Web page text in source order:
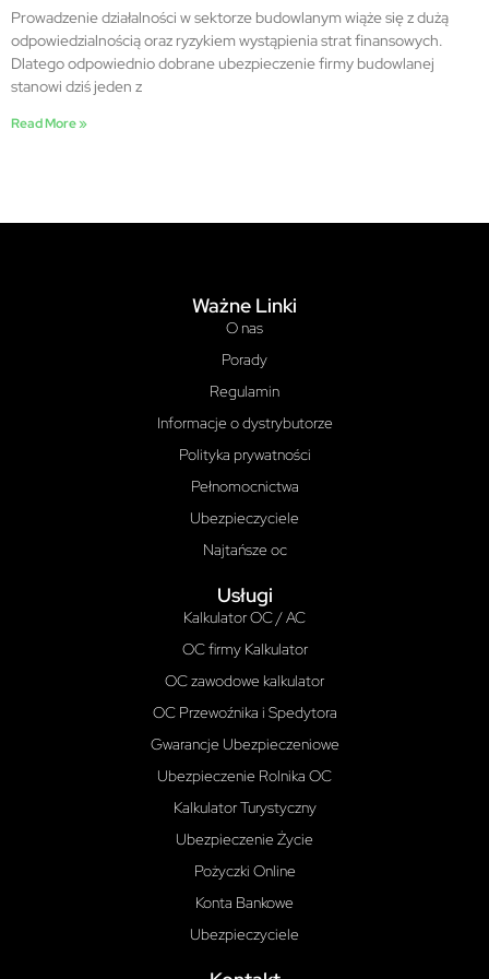
Prowadzenie działalności w sektorze budowlanym wiąże się z dużą
odpowiedzialnością oraz ryzykiem wystąpienia strat finansowych.
Dlatego odpowiednio dobrane ubezpieczenie firmy budowlanej
stanowi dziś jeden z
Read More »
Ważne Linki
O nas
Porady
Regulamin
Informacje o dystrybutorze
Polityka prywatności
Pełnomocnictwa
Ubezpieczyciele
Najtańsze oc
Usługi
Kalkulator OC / AC
OC firmy Kalkulator
OC zawodowe kalkulator
OC Przewoźnika i Spedytora
Gwarancje Ubezpieczeniowe
Ubezpieczenie Rolnika OC
Kalkulator Turystyczny
Ubezpieczenie Życie
Pożyczki Online
Konta Bankowe
Ubezpieczyciele